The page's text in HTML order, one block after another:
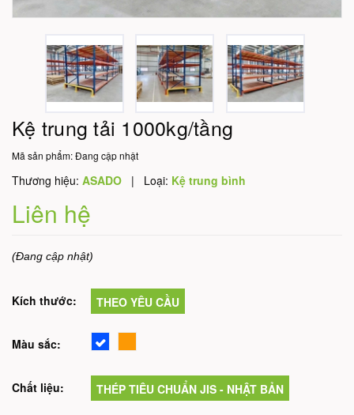
Kệ trung tải 1000kg/tầng
Mã sản phẩm:Đang cập nhật
Thương hiệu: ASADO | Loại: Kệ trung bình
Liên hệ
(Đang cập nhật)
Kích thước: THEO YÊU CẦU
Màu sắc:
Chất liệu: THÉP TIÊU CHUẨN JIS - NHẬT BẢN